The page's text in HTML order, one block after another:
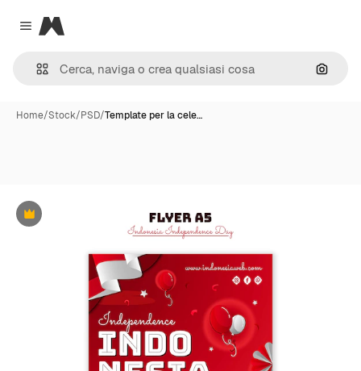
Close menu
Magnific
Cerca
Home/Stock/PSD/Template per la cele…
Premium